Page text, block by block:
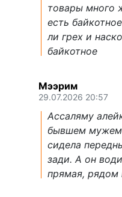
товары много
есть
ли грех и
байкотное
Мээрим
29.07.2026 20:57
Ассаляму
бывшем мужем
сидела
зади. А он
прямая, рядом